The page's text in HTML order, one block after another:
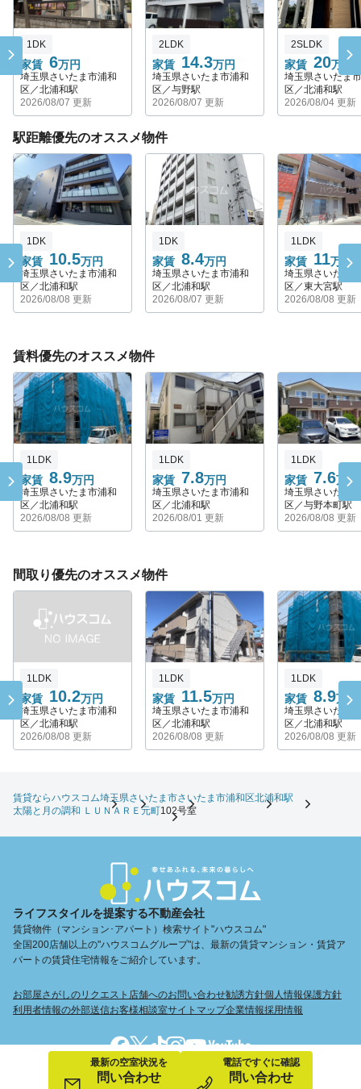
最新の空室状況を
問い合わせ
電話ですぐに確認
問い合わせ
家賃 6万円
1DK
埼玉県さいたま市浦和
区／北浦和駅
2026/08/07 更新
家賃 14.3万円
2LDK
埼玉県さいたま市浦和
区／与野駅
2026/08/07 更新
家賃 20万円
2SLDK
埼玉県さいたま
区／北浦和駅
2026/08/04 更新
駅距離優先のオススメ物件
家賃 10.5万円
1DK
埼玉県さいたま市浦和
区／北浦和駅
2026/08/08 更新
家賃 8.4万円
1DK
埼玉県さいたま市浦和
区／北浦和駅
2026/08/07 更新
家賃 11万円
1LDK
埼玉県さいたま
区／東大宮駅
2026/08/08 更新
賃料優先のオススメ物件
家賃 8.9万円
1LDK
埼玉県さいたま市浦和
区／北浦和駅
2026/08/08 更新
家賃 7.8万円
1LDK
埼玉県さいたま市浦和
区／北浦和駅
2026/08/01 更新
家賃 7.6万円
1LDK
埼玉県さいたま
区／与野本町駅
2026/08/08 更新
間取り優先のオススメ物件
家賃 10.2万円
1LDK
埼玉県さいたま市浦和
区／北浦和駅
2026/08/08 更新
家賃 11.5万円
1LDK
埼玉県さいたま市浦和
区／北浦和駅
2026/08/08 更新
家賃 8.9万円
1LDK
埼玉県さいたま
区／北浦和駅
2026/08/08 更新
賃貸ならハウスコム埼玉県さいたま市さいたま市浦和区北浦和駅
太陽と月の調和 ＬＵＮＡＲＥ元町102号室
ライフスタイルを提案する不動産会社
賃貸物件（マンション･アパート）検索サイト"ハウスコム"
全国200店舗以上の"ハウスコムグループ"は、最新の賃貸マンション・賃貸ア
パートの賃貸住宅情報をご紹介しています。
お部屋さがしのリクエスト 店舗へのお問い合わせ勧誘方針個人情報保護方針
利用者情報の外部送信お客様相談室サイトマップ企業情報採用情報
Copyright © Housecom. All Rights Reserved.